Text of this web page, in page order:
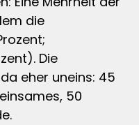
die
Die
eher uneins: 45
50